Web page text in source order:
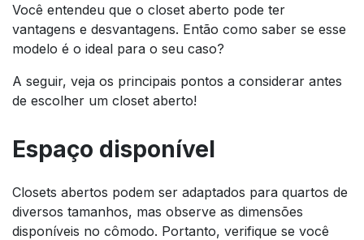
Você entendeu que o closet aberto pode ter
vantagens e desvantagens. Então como saber se esse
modelo é o ideal para o seu caso?
A seguir, veja os principais pontos a considerar antes
de escolher um closet aberto!
Espaço disponível
Closets abertos podem ser adaptados para quartos de
diversos tamanhos, mas observe as dimensões
disponíveis no cômodo. Portanto, verifique se você